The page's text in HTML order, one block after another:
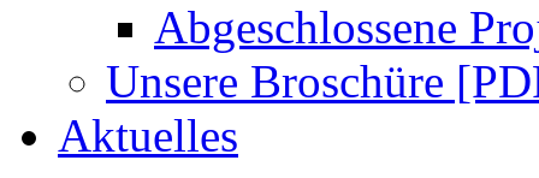
Abgeschlossene
Unsere Broschüre
Aktuelles